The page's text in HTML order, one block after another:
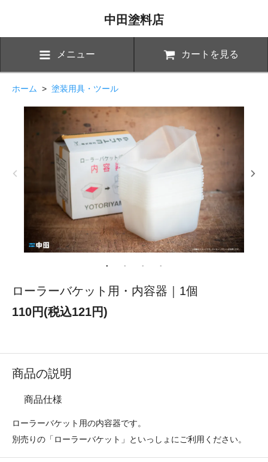
中田塗料店
メニュー カートを見る
ホーム > 塗装用具・ツール
ローラーバケット用・内容器｜1個
110円(税込121円)
商品の説明
商品仕様
ローラーバケット用の内容器です。
別売りの「ローラーバケット」といっしょにご利用ください。